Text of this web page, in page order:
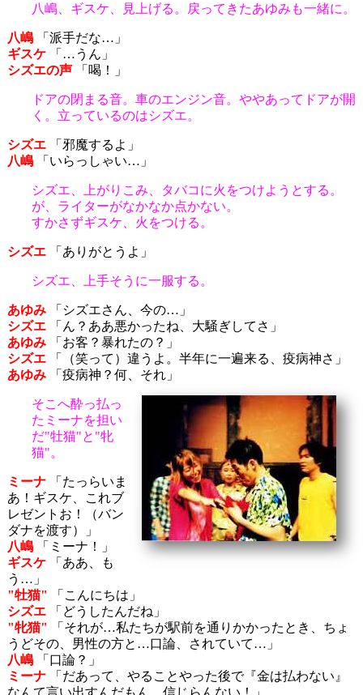
八嶋、ギスケ、見上げる。戻ってきたあゆみも一緒に。
八嶋「派手だな…」
ギスケ「…うん」
シズエの声「喝！」
ドアの閉まる音。車のエンジン音。ややあってドアが開
く。立っているのはシズエ。
シズエ「邪魔するよ」
八嶋「いらっしゃい…」
シズエ、上がりこみ、タバコに火をつけようとする。
が、ライターがなかなか点かない。
すかさずギスケ、火をつける。
シズエ「ありがとうよ」
シズエ、上手そうに一服する。
あゆみ「シズエさん、今の…」
シズエ「ん？ああ悪かったね、大騒ぎしてさ」
あゆみ「お客？暴れたの？」
シズエ「（笑って）違うよ。半年に一遍来る、疫病神さ」
あゆみ「疫病神？何、それ」
そこへ酔っ払っ
たミーナを担い
だ"牡猫"と"牝
猫"。
ミーナ「たっらいま
あ！ギスケ、これブ
レゼントお！（バン
ダナを渡す）」
八嶋「ミーナ！」
ギスケ「ああ、も
う…」
"牡猫"
「こんにちは」
シズエ「どうしたんだね」
"牝猫"
「それが…私たちが駅前を通りかかったとき、ちょ
うどその、男性の方と…口論、されていて…」
八嶋「口論？」
ミーナ「だあって、やることやった後で『金は払わない』
なんて言い出すんだもん、信じらんない！」